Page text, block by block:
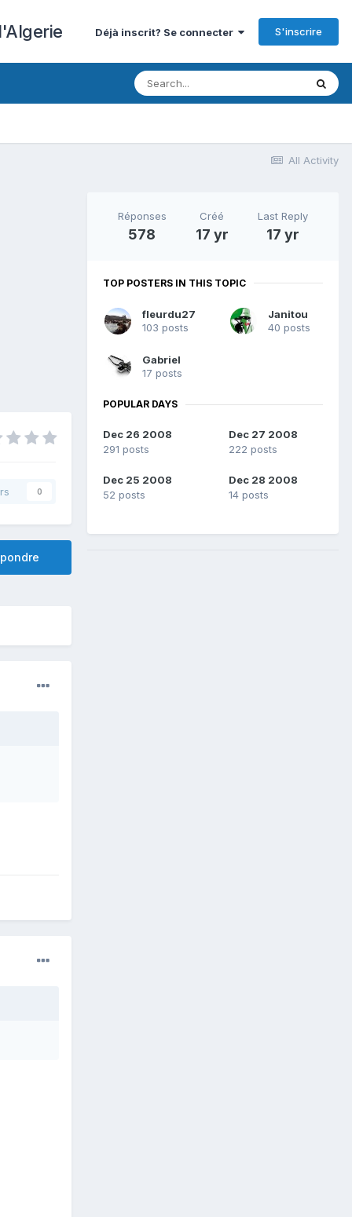
Déjà inscrit? Se connecter S'inscrire
All Activity
0
Réponses
578
Créé
17 yr
Last Reply
17 yr
TOP POSTERS IN THIS TOPIC
fleurdu27
103 posts
Janitou
40 posts
Gabriel
17 posts
POPULAR DAYS
Dec 26 2008
291 posts
Dec 27 2008
222 posts
Dec 25 2008
52 posts
Dec 28 2008
14 posts